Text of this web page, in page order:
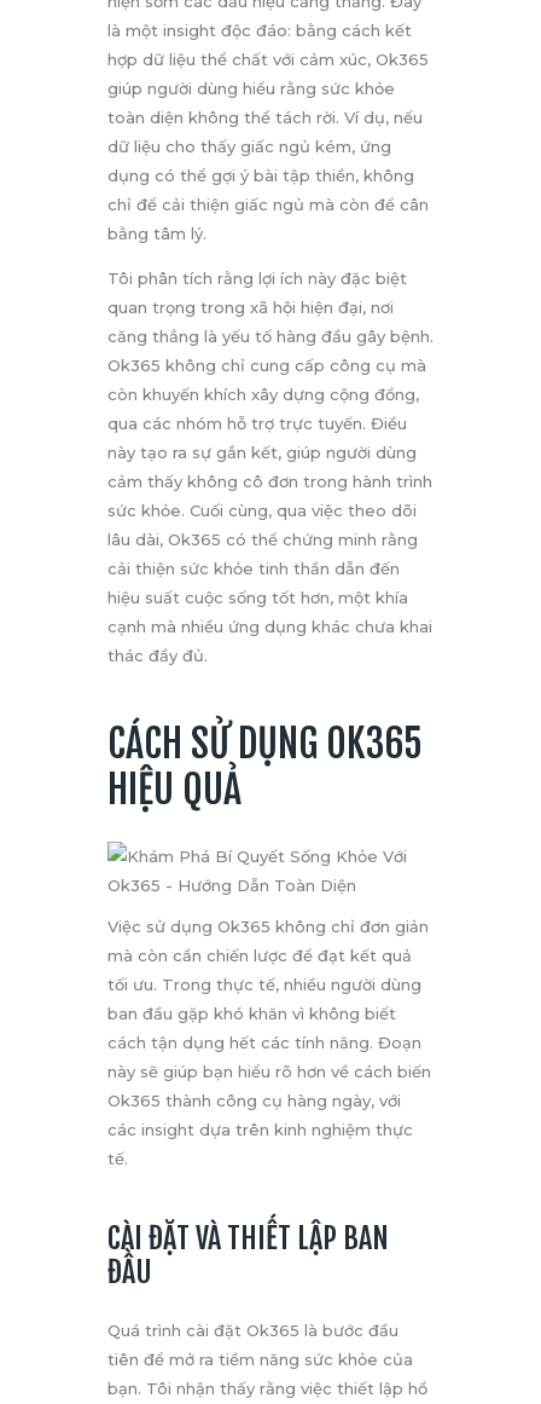
là một insight độc đáo: bằng cách kết
hợp dữ liệu thể chất với cảm xúc, Ok365
giúp người dùng hiểu rằng sức khỏe
toàn diện không thể tách rời. Ví dụ, nếu
dữ liệu cho thấy giấc ngủ kém, ứng
dụng có thể gợi ý bài tập thiền, không
chỉ để cải thiện giấc ngủ mà còn để cân
bằng tâm lý.
Tôi phân tích rằng lợi ích này đặc biệt
quan trọng trong xã hội hiện đại, nơi
căng thẳng là yếu tố hàng đầu gây bệnh.
Ok365 không chỉ cung cấp công cụ mà
còn khuyến khích xây dựng cộng đồng,
qua các nhóm hỗ trợ trực tuyến. Điều
này tạo ra sự gắn kết, giúp người dùng
cảm thấy không cô đơn trong hành trình
sức khỏe. Cuối cùng, qua việc theo dõi
lâu dài, Ok365 có thể chứng minh rằng
cải thiện sức khỏe tinh thần dẫn đến
hiệu suất cuộc sống tốt hơn, một khía
cạnh mà nhiều ứng dụng khác chưa khai
thác đầy đủ.
CÁCH SỬ DỤNG OK365
HIỆU QUẢ
Việc sử dụng Ok365 không chỉ đơn giản
mà còn cần chiến lược để đạt kết quả
tối ưu. Trong thực tế, nhiều người dùng
ban đầu gặp khó khăn vì không biết
cách tận dụng hết các tính năng. Đoạn
này sẽ giúp bạn hiểu rõ hơn về cách biến
Ok365 thành công cụ hàng ngày, với
các insight dựa trên kinh nghiệm thực
tế.
CÀI ĐẶT VÀ THIẾT LẬP BAN
ĐẦU
Quá trình cài đặt Ok365 là bước đầu
tiên để mở ra tiềm năng sức khỏe của
bạn. Tôi nhận thấy rằng việc thiết lập hồ